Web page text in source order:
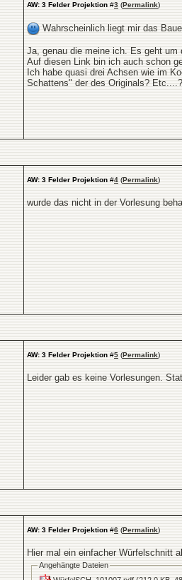
AW: 3 Felder Projektion #3 (Permalink)
Wahrscheinlich liegt mir das
Ja, genau die meine ich. Es geht um
Auf diesen Link bin ich auch schon
Ich habe quasi drei Achsen wie im
Schattens" der des Originals? Etc....?
AW: 3 Felder Projektion #4 (Permalink)
wurde das nicht in der Vorlesung
AW: 3 Felder Projektion #5 (Permalink)
Leider gab es keine Vorlesungen.
AW: 3 Felder Projektion #6 (Permalink)
Hier mal ein einfacher Würfelschnitt
Angehängte Dateien